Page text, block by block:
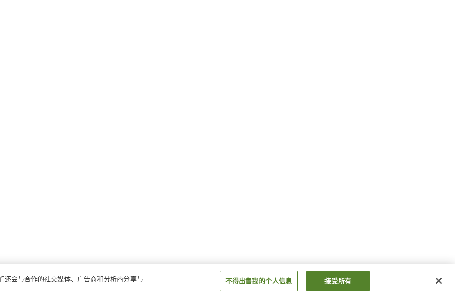
会与合作的社交媒体、广告商和分析商分享与 不得出售我的个人信息 接受所有